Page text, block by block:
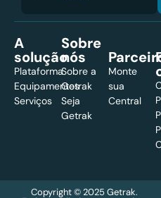
A
solução
Plataforma
Equipamentos
Serviços
Sobre
nós
Sobre a
Getrak
Seja
Getrak​
Monte
sua
Central
Copyright © 2025 Getrak.